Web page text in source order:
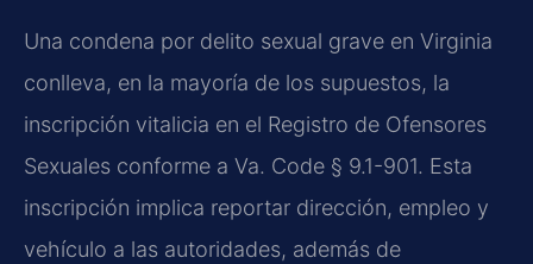
Una condena por delito sexual grave en Virginia
conlleva, en la mayoría de los supuestos, la
inscripción vitalicia en el Registro de Ofensores
Sexuales conforme a Va. Code § 9.1-901. Esta
inscripción implica reportar dirección, empleo y
vehículo a las autoridades, además de